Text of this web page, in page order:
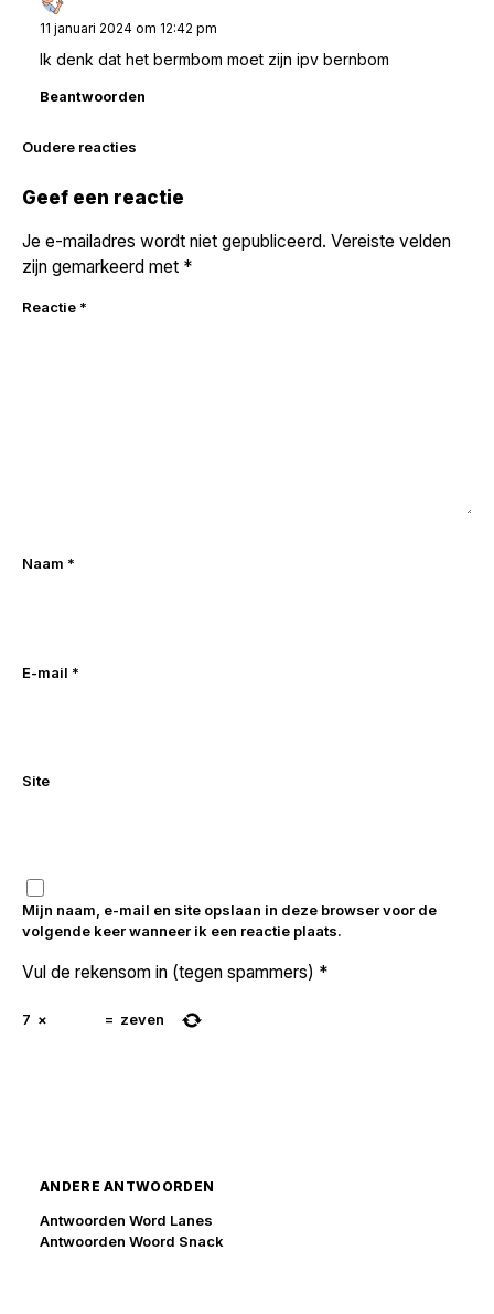
11 januari 2024 om 12:42 pm
Ik denk dat het bermbom moet zijn ipv bernbom
Beantwoorden
Reacties
Oudere reacties
Geef een reactie
Je e-mailadres wordt niet gepubliceerd. Vereiste velden
zijn gemarkeerd met *
Reactie *
Naam *
E-mail *
Site
Mijn naam, e-mail en site opslaan in deze browser voor de
volgende keer wanneer ik een reactie plaats.
Vul de rekensom in (tegen spammers) *
7 × = zeven
ANDERE ANTWOORDEN
Antwoorden Word Lanes
Antwoorden Woord Snack